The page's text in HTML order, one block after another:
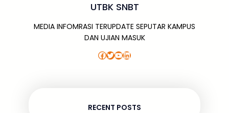
UTBK SNBT
MEDIA INFOMRASI TERUPDATE SEPUTAR KAMPUS
DAN UJIAN MASUK
Facebook Twitter YouTube LinkedIn
RECENT POSTS